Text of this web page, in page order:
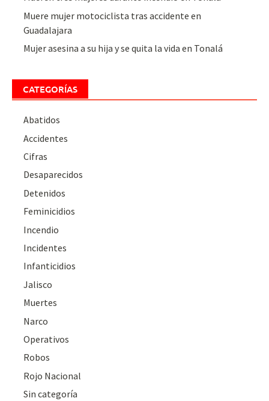
Muere mujer motociclista tras accidente en
Guadalajara
Mujer asesina a su hija y se quita la vida en Tonalá
CATEGORÍAS
Abatidos
Accidentes
Cifras
Desaparecidos
Detenidos
Feminicidios
Incendio
Incidentes
Infanticidios
Jalisco
Muertes
Narco
Operativos
Robos
Rojo Nacional
Sin categoría